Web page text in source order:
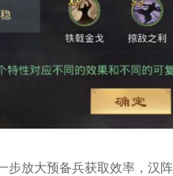
步放大预备兵获取效率，汉